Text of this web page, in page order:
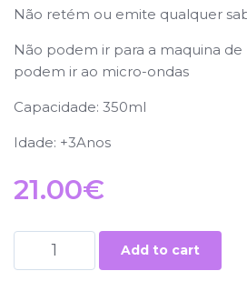
Não retém ou emite qualquer
Não podem ir para a maquina de
podem ir ao micro-ondas
Capacidade: 350ml
Idade: +3Anos
21.00€
Add to cart